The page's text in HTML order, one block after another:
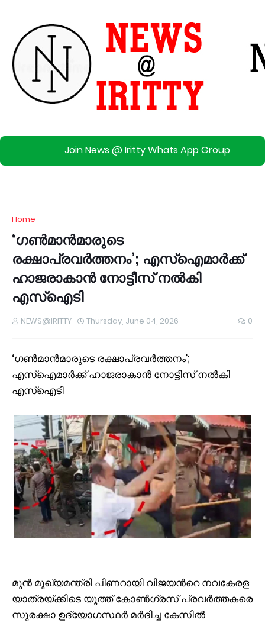
Join News @ Iritty Whats App Group
Home
‘ഗൺമാൻമാരുടെ
രക്ഷാപ്രവര്‍ത്തനം’; എസ്‌ഐമാര്‍ക്ക്
ഹാജരാകാന്‍ നോട്ടീസ് നല്‍കി
എസ്‌ഐടി
NEWS@IRITTY Thursday, June 04, 2026 0
‘ഗൺമാൻമാരുടെ രക്ഷാപ്രവര്‍ത്തനം’;
എസ്‌ഐമാര്‍ക്ക് ഹാജരാകാന്‍ നോട്ടീസ് നല്‍കി
എസ്‌ഐടി
മുൻ മുഖ്യമന്ത്രി പിണറായി വിജയൻറെ നവകേരള
യാത്രയ്ക്കിടെ യൂത്ത് കോൺഗ്രസ്‌ പ്രവർത്തകരെ
സുരക്ഷാ ഉദ്യോഗസ്ഥർ മർദിച്ച കേസിൽ